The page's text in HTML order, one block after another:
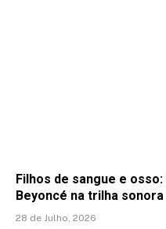
Filhos de sangue e
Beyoncé na trilha sonora
28 de Julho, 2026